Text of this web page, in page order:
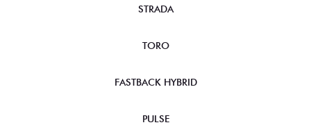
STRADA
TORO
FASTBACK HYBRID
PULSE